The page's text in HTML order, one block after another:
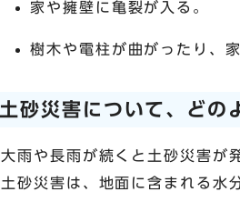
家や擁壁に亀裂が入る。
樹木や電柱が曲がったり、
土砂災害について、どの
大雨や長雨が続くと土砂災害が
土砂災害は、地面に含まれる水